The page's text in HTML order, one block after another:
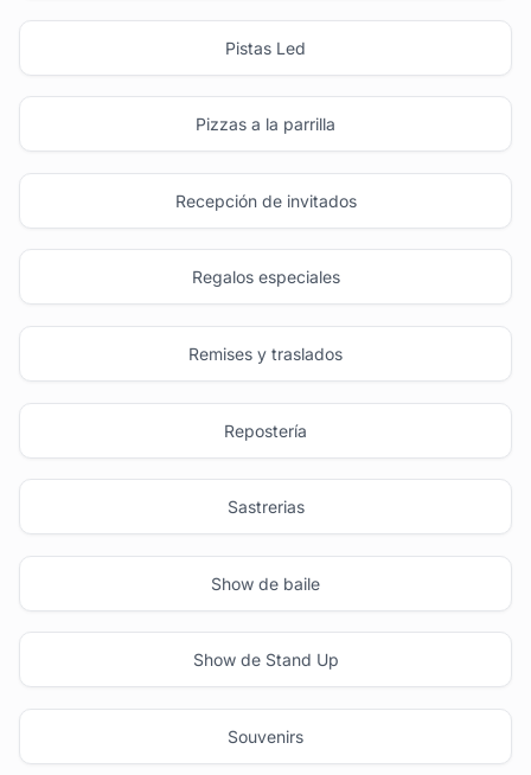
Pistas Led
Pizzas a la parrilla
Recepción de invitados
Regalos especiales
Remises y traslados
Repostería
Sastrerias
Show de baile
Show de Stand Up
Souvenirs